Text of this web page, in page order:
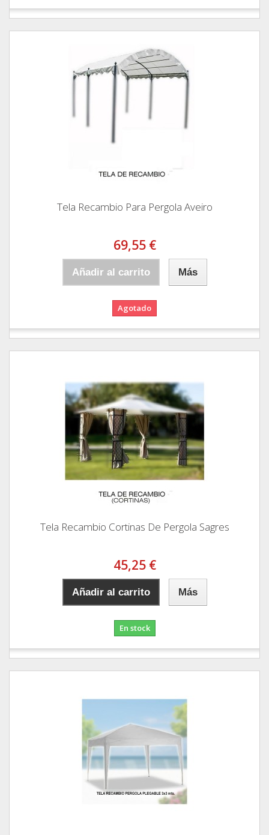
Tela Recambio Para Pergola Aveiro
69,55 €
Añadir al carrito Más
Agotado
Tela Recambio Cortinas De Pergola Sagres
45,25 €
Añadir al carrito Más
En stock